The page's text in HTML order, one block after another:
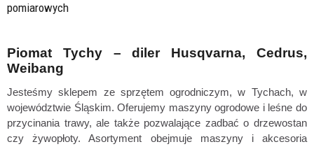
pomiarowych
Piomat Tychy – diler Husqvarna, Cedrus,
Weibang
Jesteśmy sklepem ze sprzętem ogrodniczym, w Tychach, w
województwie Śląskim. Oferujemy maszyny ogrodowe i leśne do
przycinania trawy, ale także pozwalające zadbać o drzewostan
czy żywopłoty.Asortyment obejmuje maszyny i akcesoria